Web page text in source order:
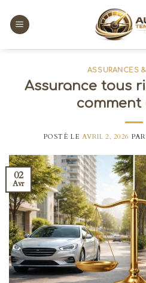
content
ASSURANCES
Assurance tous
comment
POSTÉ LE AVRIL 2, 2026 PAR
02
Avr